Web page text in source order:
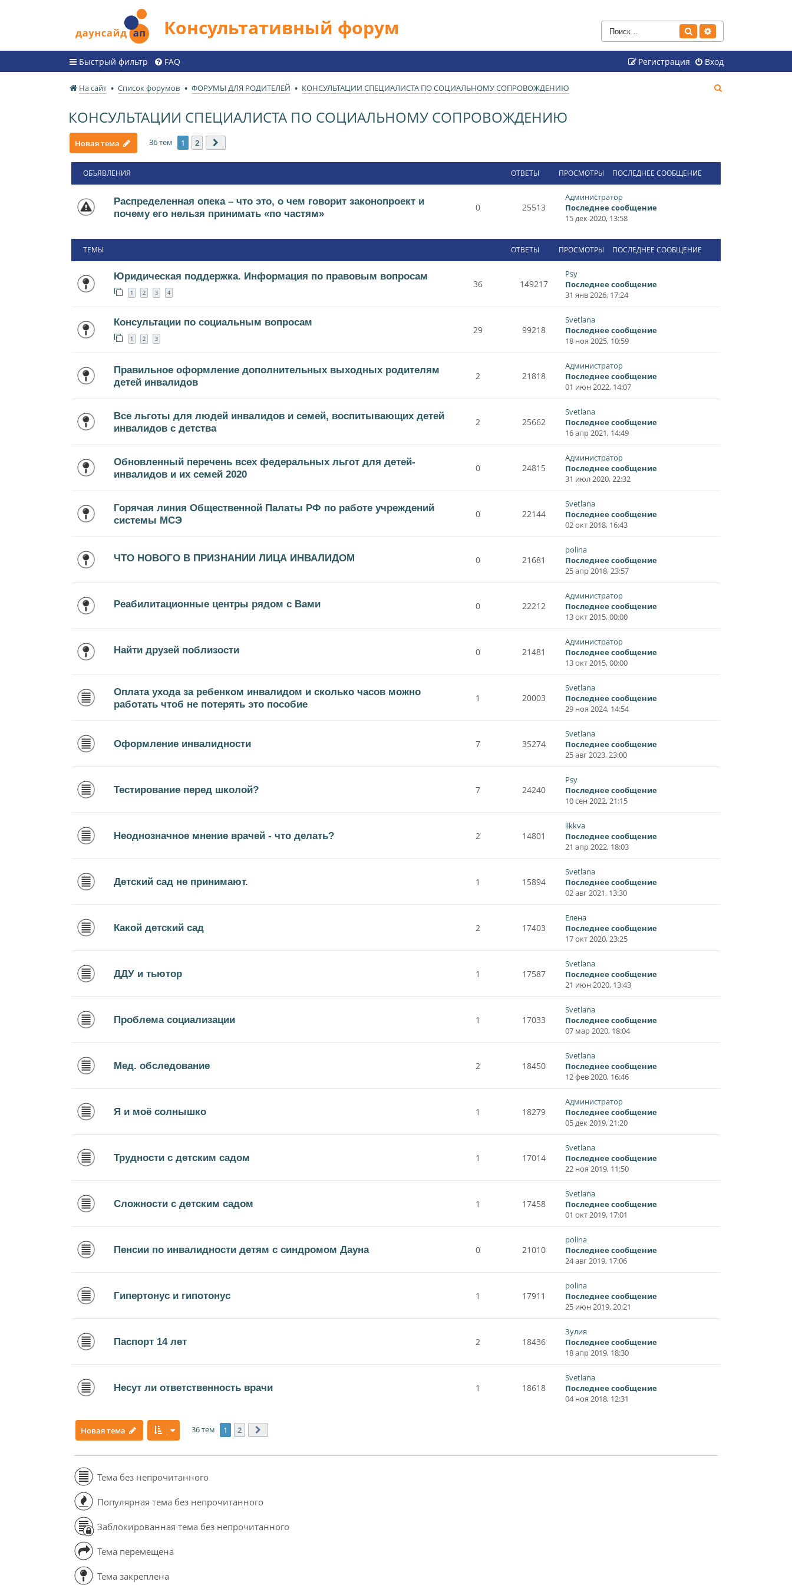
Консультативный форум Поиск
Быстрый фильтр FAQ Вход
Регистрация
На сайт Список форумов ФОРУМЫ ДЛЯ РОДИТЕЛЕЙ КОНСУЛЬТАЦИИ СПЕЦИАЛИСТА ПО СОЦИАЛЬНОМУ СОПРОВОЖДЕНИЮ
КОНСУЛЬТАЦИИ СПЕЦИАЛИСТА ПО СОЦИАЛЬНОМУ СОПРОВОЖДЕНИЮ
Новая тема 36 тем 1 2
ОБЪЯВЛЕНИЯ ОТВЕТЫ ПРОСМОТРЫ ПОСЛЕДНЕЕ СООБЩЕНИЕ
Распределенная опека – что это, о чем говорит законопроект и
почему его нельзя принимать «по частям»
0 25513
Администратор
Последнее сообщение
15 дек 2020, 13:58
ТЕМЫ ОТВЕТЫ ПРОСМОТРЫ ПОСЛЕДНЕЕ СООБЩЕНИЕ
Юридическая поддержка. Информация по правовым вопросам
1 2 3 4
36 149217
Psy
Последнее сообщение
31 янв 2026, 17:24
Консультации по социальным вопросам
1 2 3
29 99218
Svetlana
Последнее сообщение
18 ноя 2025, 10:59
Правильное оформление дополнительных выходных родителям
детей инвалидов
2 21818
Администратор
Последнее сообщение
01 июн 2022, 14:07
Все льготы для людей инвалидов и семей, воспитывающих детей
инвалидов с детства
2 25662
Svetlana
Последнее сообщение
16 апр 2021, 14:49
Обновленный перечень всех федеральных льгот для детей-
инвалидов и их семей 2020
0 24815
Администратор
Последнее сообщение
31 июл 2020, 22:32
Горячая линия Общественной Палаты РФ по работе учреждений
системы МСЭ
0 22144
Svetlana
Последнее сообщение
02 окт 2018, 16:43
ЧТО НОВОГО В ПРИЗНАНИИ ЛИЦА ИНВАЛИДОМ 0 21681
polina
Последнее сообщение
25 апр 2018, 23:57
Реабилитационные центры рядом с Вами 0 22212
Администратор
Последнее сообщение
13 окт 2015, 00:00
Найти друзей поблизости 0 21481
Администратор
Последнее сообщение
13 окт 2015, 00:00
Оплата ухода за ребенком инвалидом и сколько часов можно
работать чтоб не потерять это пособие
1 20003
Svetlana
Последнее сообщение
29 ноя 2024, 14:54
Оформление инвалидности 7 35274
Svetlana
Последнее сообщение
25 авг 2023, 23:00
Тестирование перед школой? 7 24240
Psy
Последнее сообщение
10 сен 2022, 21:15
Неоднозначное мнение врачей - что делать? 2 14801
likkva
Последнее сообщение
21 апр 2022, 18:03
Детский сад не принимают. 1 15894
Svetlana
Последнее сообщение
02 авг 2021, 13:30
Какой детский сад 2 17403
Елена
Последнее сообщение
17 окт 2020, 23:25
ДДУ и тьютор 1 17587
Svetlana
Последнее сообщение
21 июн 2020, 13:43
Проблема социализации 1 17033
Svetlana
Последнее сообщение
07 мар 2020, 18:04
Мед. обследование 2 18450
Svetlana
Последнее сообщение
12 фев 2020, 16:46
Я и моё солнышко 1 18279
Администратор
Последнее сообщение
05 дек 2019, 21:20
Трудности с детским садом 1 17014
Svetlana
Последнее сообщение
22 ноя 2019, 11:50
Сложности с детским садом 1 17458
Svetlana
Последнее сообщение
01 окт 2019, 17:01
Пенсии по инвалидности детям с синдромом Дауна 0 21010
polina
Последнее сообщение
24 авг 2019, 17:06
Гипертонус и гипотонус 1 17911
polina
Последнее сообщение
25 июн 2019, 20:21
Паспорт 14 лет 2 18436
Зулия
Последнее сообщение
18 апр 2019, 18:30
Несут ли ответственность врачи 1 18618
Svetlana
Последнее сообщение
04 ноя 2018, 12:31
Новая тема 36 тем 1 2
Тема без непрочитанного
Популярная тема без непрочитанного
Заблокированная тема без непрочитанного
Тема перемещена
Тема закреплена